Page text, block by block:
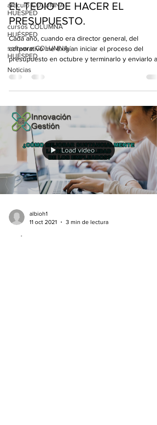
articulo COLUMNA
HUÉSPED
cursos COLUMNA
HUÉSPED
software COLUMNA
HUÉSPED
Noticias
EL TEDIO DE HACER EL
PRESUPUESTO.
Cada año, cuando era director general, del
corporativo me exigían iniciar el proceso del
presupuesto en octubre y terminarlo y enviarlo
Load video
albioh1
11 oct 2021
3 min de lectura